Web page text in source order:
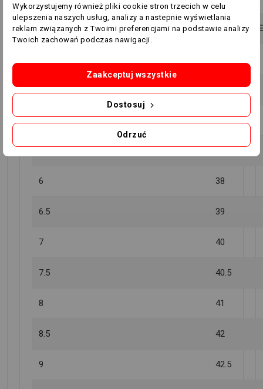
ROZMIAR US ROZMIAR
4.5 36
5 36.5
5.5 37
6 38
6.5 39
7 40
7.5 40.5
8 41
8.5 42
9 42.5
Wykorzystujemy również pliki cookie stron trzecich w celu
ulepszenia naszych usług, analizy a nastepnie wyświetlania
reklam związanych z Twoimi preferencjami na podstawie analizy
Twoich zachowań podczas nawigacji.
Odrzuć
Dostosuj
Zaakceptuj wszystkie